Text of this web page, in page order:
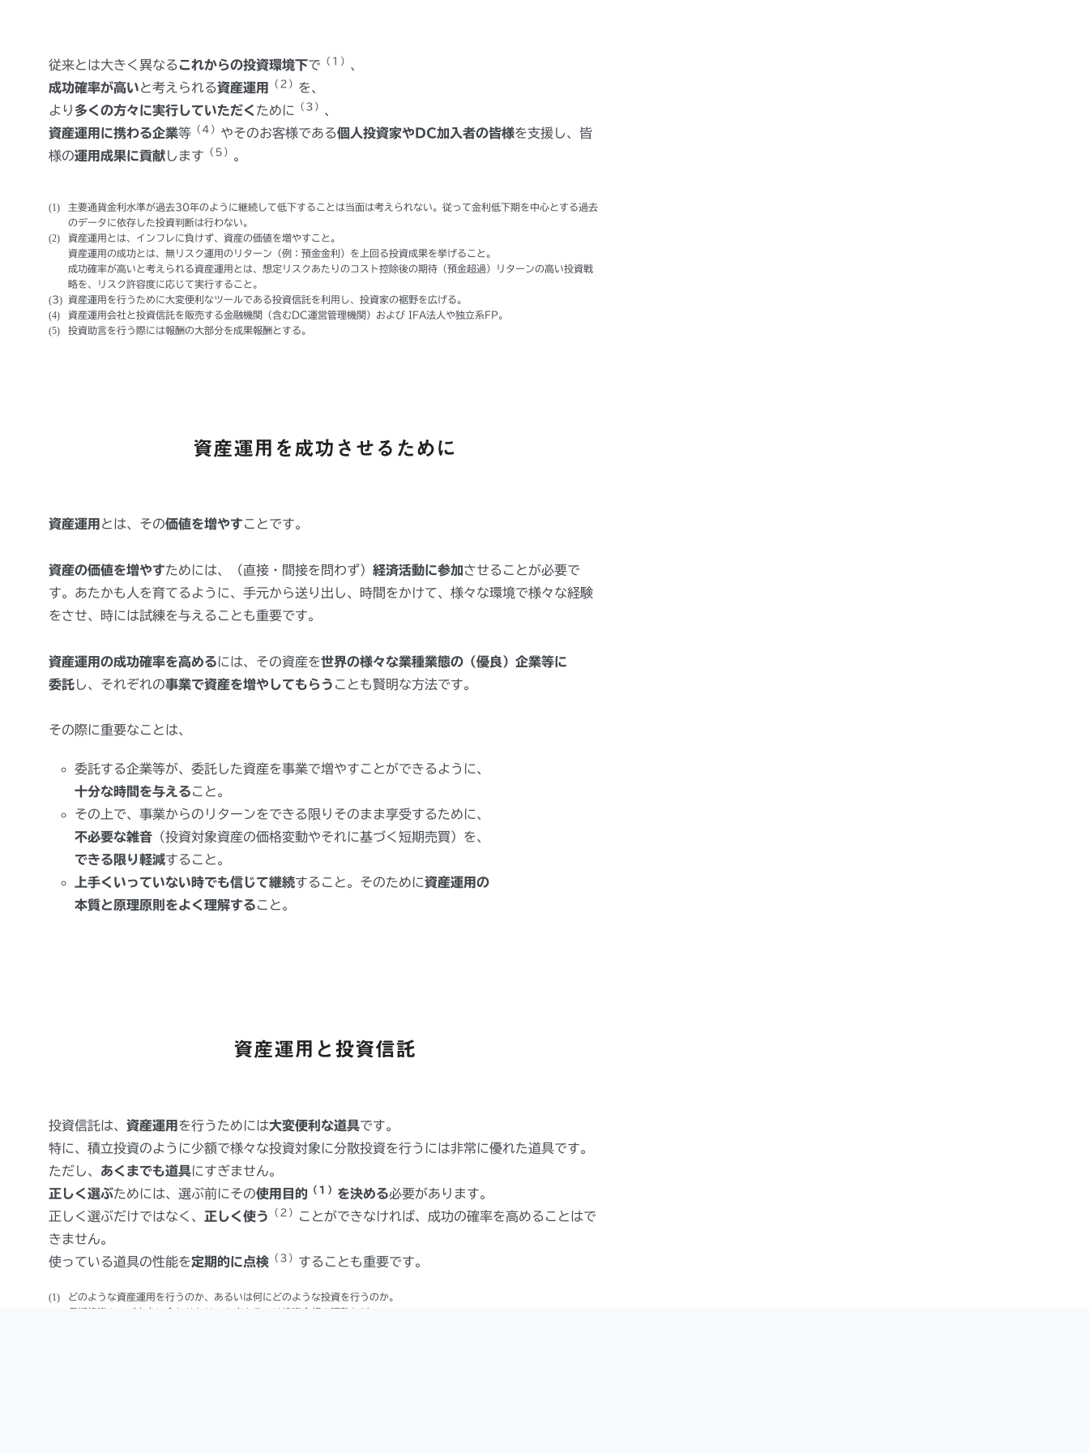
従来とは大きく異なるこれからの投資環境下で （１） 、
成功確率が高いと考えられる資産運用 （２） を、
より多くの方々に実行していただく ために （３） 、
資産運用に携わる企業等 （４） やそのお客様である個人投資家やDC加入者の皆様を支援し、皆
様の運用成果に貢献します （５） 。
主要通貨金利水準が過去30年のように継続して低下することは当面は考えられない。従って金利低下期を中心とする過去
のデータに依存した投資判断は行わない。
資産運用とは、インフレに負けず、資産の価値を増やすこと。
資産運用の成功とは、無リスク運用のリターン（例：預金金利）を上回る投資成果を挙げること。
成功確率が高いと考えられる資産運用とは、想定リスクあたりのコスト控除後の期待（預金超過）リターンの高い投資戦
略を、リスク許容度に応じて実行すること。
資産運用を行うために大変便利なツールである投資信託を利用し、投資家の裾野を広げる。
資産運用会社と投資信託を販売する金融機関（含むDC運営管理機関）および IFA法人や独立系FP。
投資助言を行う際には報酬の大部分を成果報酬とする。
資産運用を成功させるために
資産運用 とは、その価値を増やすことです。
資産の価値を増やすためには、（直接・間接を問わず） 経済活動に参加させることが必要で
す。あたかも人を育てるように、手元から送り出し、時間をかけて、様々な環境で様々な経験
をさせ、時には試練を与えることも重要です。
資産運用の成功確率を高めるには、その資産を世界の様々な業種業態の（優良）企業等に
委託し、それぞれの事業で資産を増やしてもらう ことも賢明な方法です。
その際に重要なことは、
委託する企業等が、委託した資産を事業で増やすことができるように、
十分な時間を与えること。
その上で、事業からのリターンをできる限りそのまま享受するために、
不必要な雑音 （投資対象資産の価格変動やそれに基づく短期売買）を、
できる限り軽減すること。
上手くいっていない時でも信じて継続すること。そのために資産運用の
本質と原理原則をよく理解すること。
資産運用と投資信託
投資信託は、 資産運用 を行うためには大変便利な道具です。
特に、積立投資のように少額で様々な投資対象に分散投資を行うには非常に優れた道具です。
ただし、 あくまでも道具にすぎません。
正しく選ぶためには、選ぶ前にその使用目的 （１） を決める必要があります。
正しく選ぶだけではなく、 正しく使う （２）
ことができなければ、成功の確率を高めることはで
きません。
使っている道具の性能を定期的に点検 （３） することも重要です。
どのような資産運用を行うのか、あるいは何にどのような投資を行うのか。
長期投資や、ご自身に合わせたリスク度あるいは投資金額の調整など。